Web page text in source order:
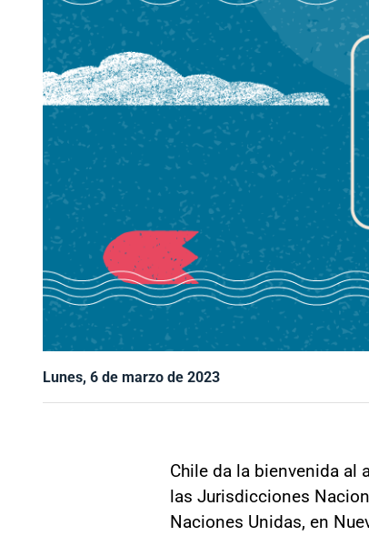
Lunes, 6 de marzo de 2023
Chile da la bienvenida al
las Jurisdicciones
Naciones Unidas, en